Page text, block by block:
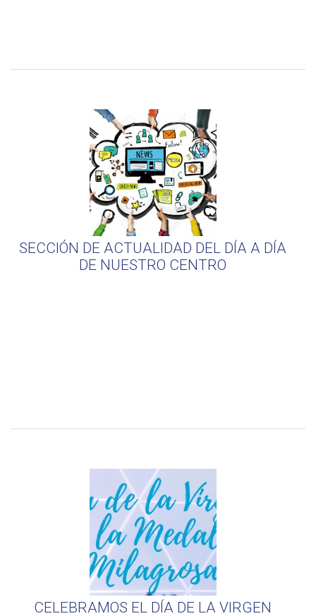
SECCIÓN DE ACTUALIDAD DEL DÍA A DÍA
DE NUESTRO CENTRO
CELEBRAMOS EL DÍA DE LA VIRGEN